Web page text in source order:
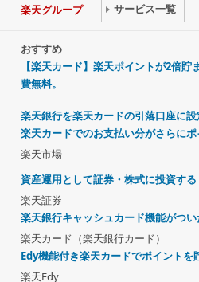
楽天グループ サービス一覧
おすすめ
【楽天カード】楽天ポイントが2倍
費無料。
楽天銀行を楽天カードの引落口座に
楽天カードでのお支払い分がさらに
楽天市場
資産運用として証券・株式に投資する
楽天証券
楽天銀行キャッシュカード機能がつ
楽天カード（楽天銀行カード）
Edy機能付き楽天カードでポイントを
楽天Edy